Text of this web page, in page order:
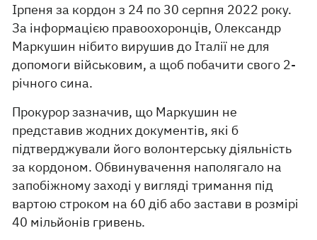
Ірпеня за кордон з 24 по 30 серпня 2022 року.
За інформацією правоохоронців, Олександр
Маркушин нібито вирушив до Італії не для
допомоги військовим, а щоб побачити свого 2-
річного сина.
Прокурор зазначив, що Маркушин не
представив жодних документів, які б
підтверджували його волонтерську діяльність
за кордоном. Обвинувачення наполягало на
запобіжному заході у вигляді тримання під
вартою строком на 60 діб або застави в розмірі
40 мільйонів гривень.